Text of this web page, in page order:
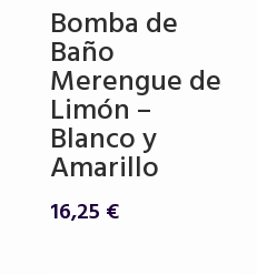
Bomba de
Baño
Merengue de
Limón –
Blanco y
Amarillo
16,25 €